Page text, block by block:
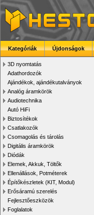
Kategóriák Újdonságok
3D nyomtatás
Adathordozók
Ajándékok, ajándékutalványok
Analóg áramkörök
Audiotechnika
Autó HiFi
Biztosítékok
Csatlakozók
Csomagolás és tárolás
Digitális áramkörök
Diódák
Elemek, Akkuk, Töltők
Ellenállások, Potméterek
Építőkészletek (KIT, Modul)
Erősáramú szerelés
Fejlesztőeszközök
Foglalatok